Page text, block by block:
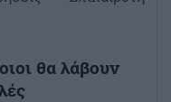
θα λάβουν